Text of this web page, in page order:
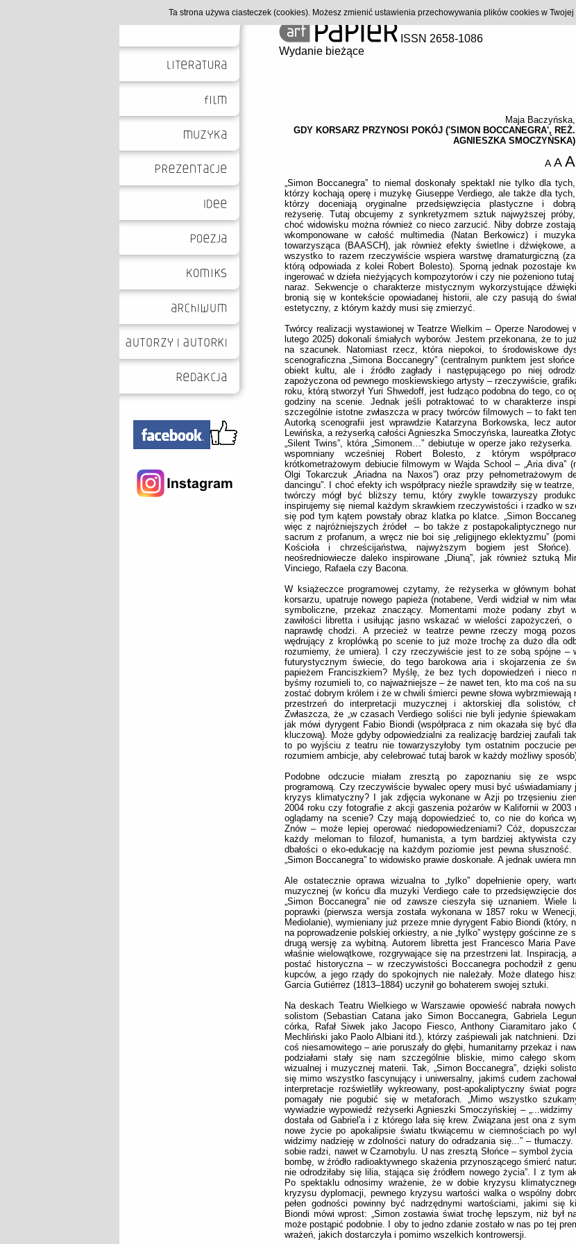
ISSN 2658-1086
Wydanie bieżące
Maja Baczyńska,
GDY KORSARZ PRZYNOSI POKÓJ ('SIMON BOCCANEGRA', REŻ.
AGNIESZKA SMOCZYŃSKA)
A A A
„Simon Boccanegra” to niemal doskonały spektakl nie tylko dla tych,
którzy kochają operę i muzykę Giuseppe Verdiego, ale także dla tych,
którzy doceniają oryginalne przedsięwzięcia plastyczne i dobrą
reżyserię. Tutaj obcujemy z synkretyzmem sztuk najwyższej próby,
choć widowisku można również co nieco zarzucić. Niby dobrze zostają
wkomponowane w całość multimedia (Natan Berkowicz) i muzyka
towarzysząca (BAASCH), jak również efekty świetlne i dźwiękowe, a
wszystko to razem rzeczywiście wspiera warstwę dramaturgiczną (za
którą odpowiada z kolei Robert Bolesto). Sporną jednak pozostaje
ingerować w dzieła nieżyjących kompozytorów i czy nie pożeniono
naraz. Sekwencje o charakterze mistycznym wykorzystujące
bronią się w kontekście opowiadanej historii, ale czy pasują do
estetyczny, z którym każdy musi się zmierzyć.
Twórcy realizacji wystawionej w Teatrze Wielkim – Operze Narodowej
lutego 2025) dokonali śmiałych wyborów. Jestem przekonana, że to
na szacunek. Natomiast rzecz, która niepokoi, to środowiskowe
scenograficzna„Simona Boccanegry” (centralnym punktem jest
obiekt kultu, ale i źródło zagłady i następującego po niej
zapożyczona od pewnego moskiewskiego artysty – rzeczywiście,
roku, którą stworzył Yuri Shwedoff, jest łudząco podobna do tego, co
godziny na scenie. Jednak jeśli potraktować to w charakterze
szczególnie istotne zwłaszcza w pracy twórców filmowych – to fakt
Autorką scenografii jest wprawdzie Katarzyna Borkowska, lecz
Lewińska, a reżyserką całości Agnieszka Smoczyńska, laureatka
„Silent Twins”, która „Simonem…” debiutuje w operze jako
wspomniany wcześniej Robert Bolesto, z którym
krótkometrażowym debiucie filmowym w Wajda School – „Aria diva”
Olgi Tokarczuk „Ariadna na Naxos”) oraz przy pełnometrażowym
dancingu”. I choć efekty ich współpracy nieźle sprawdziły się w
twórczy mógł być bliższy temu, który zwykle towarzyszy
inspirujemy się niemal każdym skrawkiem rzeczywistości i rzadko w
się pod tym kątem powstały obraz klatka po klatce. „Simon
więc z najróżniejszych źródeł – bo także z postapokaliptycznego
sacrum z profanum, a wręcz nie boi się „religijnego eklektyzmu”
Kościoła i chrześcijaństwa, najwyższym bogiem jest
neośredniowiecze daleko inspirowane „Diuną”, jak również sztuką
Vinciego, Rafaela czy Bacona.
W książeczce programowej czytamy, że reżyserka w głównym
korsarzu, upatruje nowego papieża (notabene, Verdi widział w nim
symboliczne, przekaz znaczący. Momentami może podany zbyt
zawiłości libretta i usiłując jasno wskazać w wielości zapożyczeń,
naprawdę chodzi. A przecież w teatrze pewne rzeczy mogą
wędrujący z kroplówką po scenie to już może trochę za dużo dla
rozumiemy, że umiera). I czy rzeczywiście jest to ze sobą spójne –
futurystycznym świecie, do tego barokowa aria i skojarzenia ze
papieżem Franciszkiem? Myślę, że bez tych dopowiedzeń i nieco
byśmy rozumieli to, co najważniejsze – że nawet ten, kto ma coś na
zostać dobrym królem i że w chwili śmierci pewne słowa wybrzmiewają
przestrzeń do interpretacji muzycznej i aktorskiej dla solistów,
Zwłaszcza, że „w czasach Verdiego soliści nie byli jedynie
jak mówi dyrygent Fabio Biondi (współpraca z nim okazała się być
kluczową). Może gdyby odpowiedzialni za realizację bardziej zaufali
to po wyjściu z teatru nie towarzyszyłoby tym ostatnim poczucie
rozumiem ambicje, aby celebrować tutaj barok w każdy możliwy
Podobne odczucie miałam zresztą po zapoznaniu się ze
programową. Czy rzeczywiście bywalec opery musi być
kryzys klimatyczny? I jak zdjęcia wykonane w Azji po trzęsieniu
2004 roku czy fotografie z akcji gaszenia pożarów w Kalifornii w
oglądamy na scenie? Czy mają dopowiedzieć to, co nie do końca
Znów – może lepiej operować niedopowiedzeniami? Cóż,
każdy meloman to filozof, humanista, a tym bardziej aktywista
dbałości o eko-edukację na każdym poziomie jest pewna słuszność.
„Simon Boccanegra” to widowisko prawie doskonałe. A jednak uwiera
Ale ostatecznie oprawa wizualna to „tylko” dopełnienie opery,
muzycznej (w końcu dla muzyki Verdiego całe to przedsięwzięcie
„Simon Boccanegra” nie od zawsze cieszyła się uznaniem. Wiele
poprawki (pierwsza wersja została wykonana w 1857 roku w
Mediolanie), wymieniany już przeze mnie dyrygent Fabio Biondi (który,
na poprowadzenie polskiej orkiestry, a nie „tylko” występy gościnne ze
drugą wersję za wybitną. Autorem libretta jest Francesco Maria
właśnie wielowątkowe, rozgrywające się na przestrzeni lat. Inspiracją,
postać historyczna – w rzeczywistości Boccanegra pochodził z
kupców, a jego rządy do spokojnych nie należały. Może dlatego
Garcia Gutiérrez (1813–1884) uczynił go bohaterem swojej sztuki.
Na deskach Teatru Wielkiego w Warszawie opowieść nabrała
solistom (Sebastian Catana jako Simon Boccanegra, Gabriela
córka, Rafał Siwek jako Jacopo Fiesco, Anthony Ciaramitaro jako
Mechliński jako Paolo Albiani itd.), którzy zaśpiewali jak natchnieni.
coś niesamowitego – arie poruszały do głębi, humanitarny przekaz i
podziałami stały się nam szczególnie bliskie, mimo całego
wizualnej i muzycznej materii. Tak, „Simon Boccanegra”, dzięki
się mimo wszystko fascynujący i uniwersalny, jakimś cudem
interpretacje rozświetliły wykreowany, post-apokaliptyczny świat
pomagały nie pogubić się w metaforach. „Mimo wszystko
wywiadzie wypowiedź reżyserki Agnieszki Smoczyńskiej –
dostała od Gabriel'a i z którego lała się krew. Związana jest ona z
nowe życie po apokalipsie światu tkwiącemu w ciemnościach po
widzimy nadzieję w zdolności natury do odradzania się...” –
sobie radzi, nawet w Czarnobylu. U nas zresztą Słońce – symbol
bombę, w źródło radioaktywnego skażenia przynoszącego śmierć
nie odrodziłaby się lilia, stająca się źródłem nowego życia”. I z tym
Po spektaklu odnosimy wrażenie, że w dobie kryzysu
kryzysu dyplomacji, pewnego kryzysu wartości walka o wspólny
pełen godności powinny być nadrzędnymi wartościami, jakimi się
Biondi mówi wprost: „Simon zostawia świat trochę lepszym, niż był
może postąpić podobnie. I oby to jedno zdanie zostało w nas po tej
wrażeń, jakich dostarczyła i pomimo wszelkich kontrowersji.
Ta strona używa ciasteczek (cookies). Możesz zmienić ustawienia przechowywania plików cookies w